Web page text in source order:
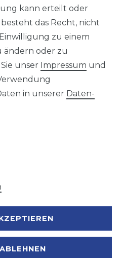
unter: 0421 - 434430
mit
kann erteilt oder
das Recht, nicht
zu einem
ändern oder zu
unser Impressum und
in unserer Daten­